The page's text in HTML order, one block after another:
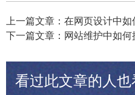
上一篇文章：在网页设计中
下一篇文章：网站维护中如何
看过此文章的人也